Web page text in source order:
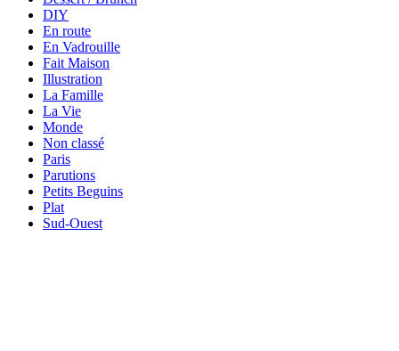
DIY
En route
En Vadrouille
Fait Maison
Illustration
La Famille
La Vie
Monde
Non classé
Paris
Parutions
Petits Beguins
Plat
Sud-Ouest